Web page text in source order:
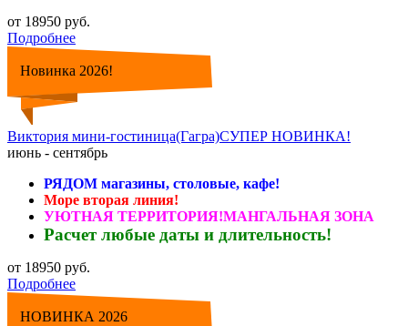
от 18950 руб.
Подробнее
Новинка 2026!
Виктория мини-гостиница(Гагра)СУПЕР НОВИНКА!
июнь - сентябрь
РЯДОМ магазины, столовые, кафе!
Море вторая линия!
УЮТНАЯ ТЕРРИТОРИЯ!МАНГАЛЬНАЯ ЗОНА
Расчет любые даты и длительность!
от 18950 руб.
Подробнее
НОВИНКА 2026